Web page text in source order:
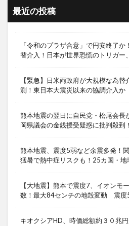
最近の投稿
「令和のプラザ合意」で円安終了
替介入！日本が世界恐慌のトリガー
【緊急】日米両政府が大規模な為
測！東日本大震災以来の協調介入
熊本地震の翌日に自民党・松尾会長
岡県議会の金銭授受疑惑に批判殺到！
熊本地震、震度5弱など余震多発！
猛暑で熱中症リスクも！25カ国・
【大地震】熊本で震度7、イオンモ
数！最大84センチの地殻変動 震度
キオクシアHD、時価総額約３０兆